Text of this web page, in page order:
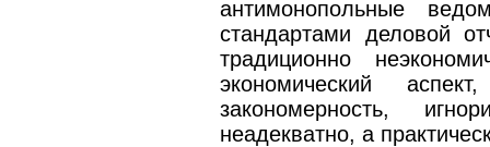
антимонопольные
стандартами деловой
традиционно
экономический
закономерность,
неадекватно, а